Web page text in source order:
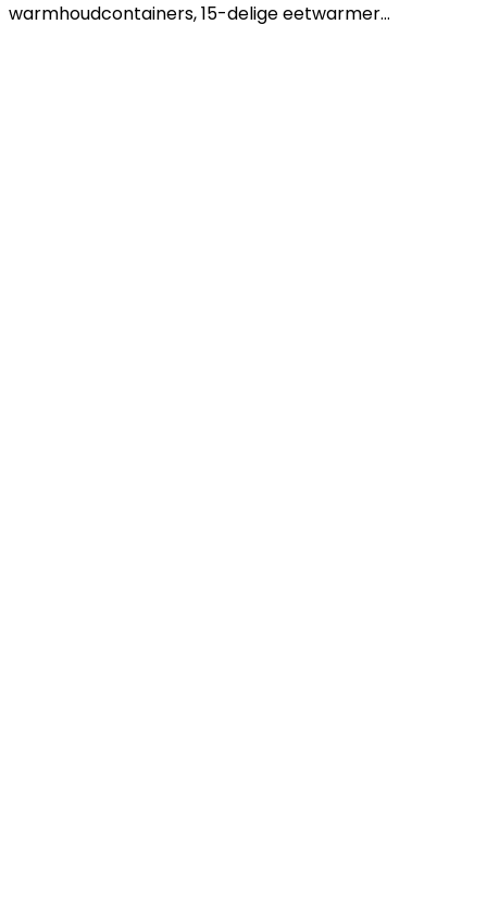
warmhoudcontainers, 15-delige eetwarmer…